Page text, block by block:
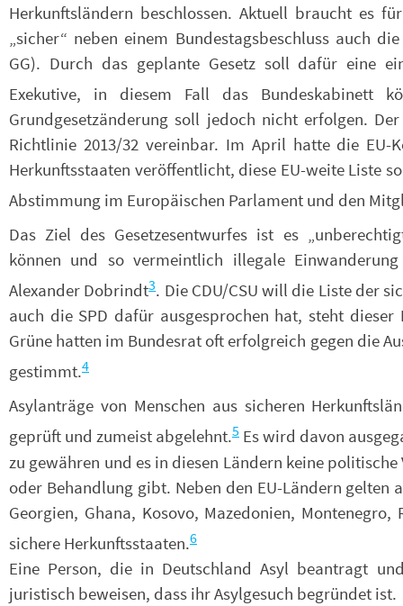
Herkunftsländern beschlossen. Aktuell braucht es
„sicher“ neben einem Bundestagsbeschluss auch
GG). Durch das geplante Gesetz soll dafür eine
Exekutive, in diesem Fall das Bundeskabinett
Grundgesetzänderung soll jedoch nicht erfolgen.
Richtlinie 2013/32 vereinbar. Im April hatte die EU-
Herkunftsstaaten veröffentlicht, diese EU-weite Liste
Abstimmung im Europäischen Parlament und den
Das Ziel des Gesetzesentwurfes ist es
können und so vermeintlich illegale
Alexander Dobrindt3. Die CDU/CSU will die Liste der
auch die SPD dafür ausgesprochen hat, steht
Grüne hatten im Bundesrat oft erfolgreich gegen die
gestimmt.4
Asylanträge von Menschen aus sicheren
geprüft und zumeist abgelehnt.5 Es wird davon
zu gewähren und es in diesen Ländern keine
oder Behandlung gibt. Neben den EU-Ländern gelten
Georgien, Ghana, Kosovo, Mazedonien,
sichere Herkunftsstaaten.6
Eine Person, die in Deutschland Asyl beantragt
juristisch beweisen, dass ihr Asylgesuch begründet ist.